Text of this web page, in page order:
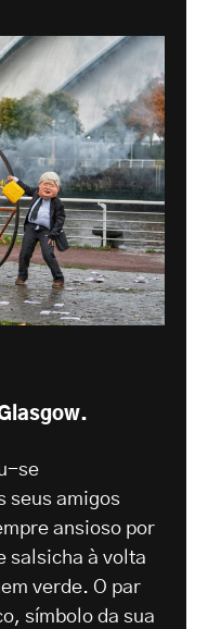
se
seus amigos
ansioso por
salsicha à volta
verde. O par
símbolo da sua